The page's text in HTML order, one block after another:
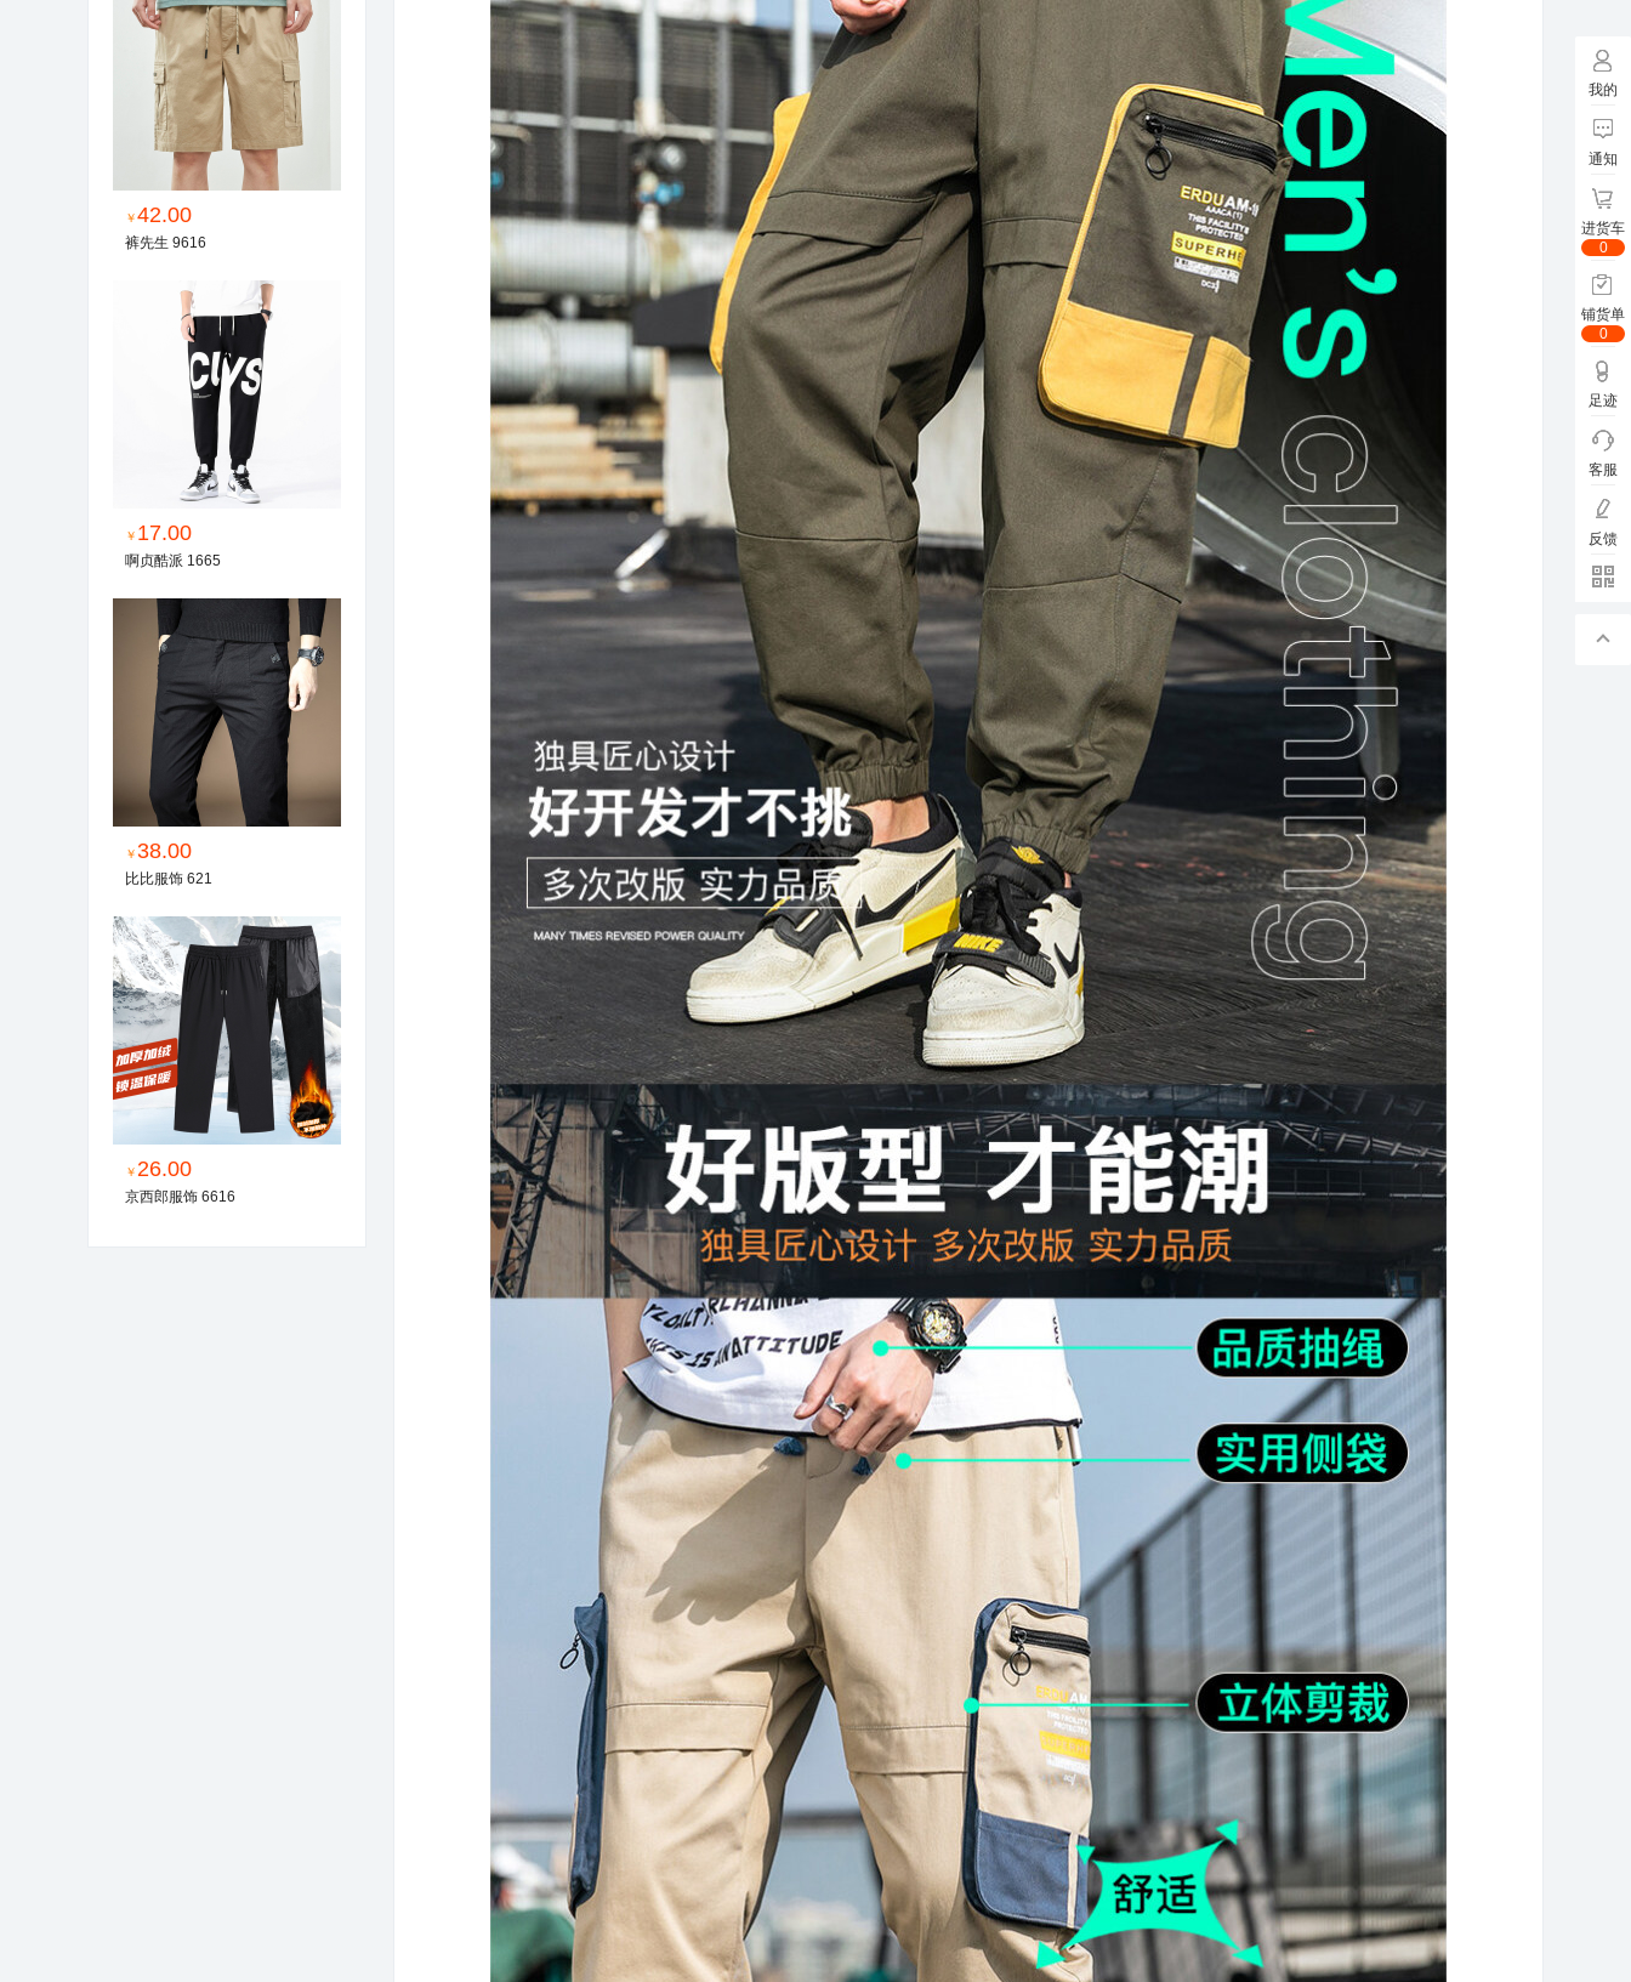
￥42.00
裤先生 9616
￥ 17.00
啊贞酷派 1665
￥38.00
比比服饰 621
￥ 26.00
京西郎服饰 6616
我的
通知
进货车
0
铺货单
0
足迹
客服
反馈